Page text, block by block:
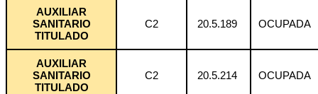
AUXILIAR
SANITARIO
TITULADO
C2 20.5.189 OCUPADA
AUXILIAR
SANITARIO
TITULADO
C2 20.5.214 OCUPADA